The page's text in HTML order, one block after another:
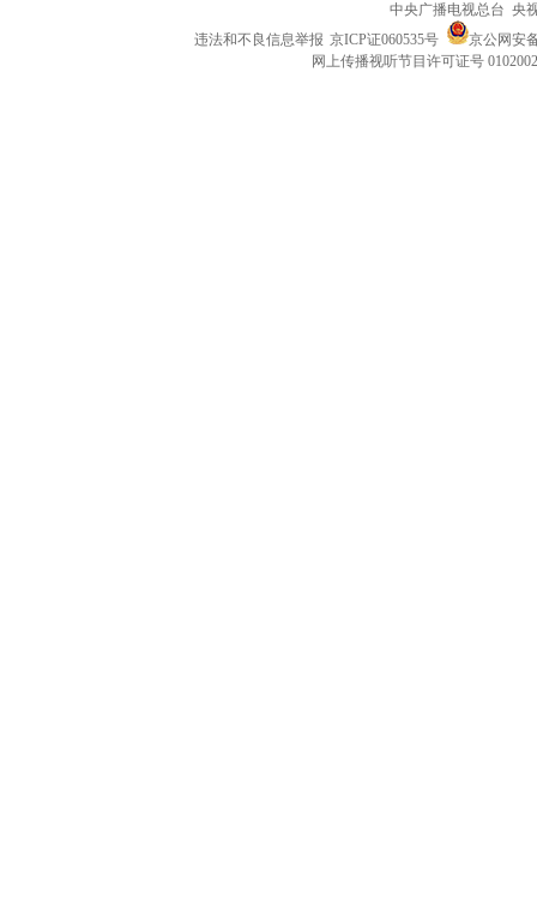
中央广播电视总台 央
违法和不良信息举报 京ICP证060535号
京公网安
网上传播视听节目许可证号